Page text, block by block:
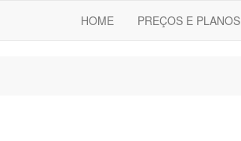
HOME PREÇOS E PLANOS